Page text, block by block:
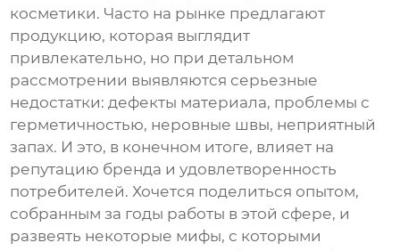
косметики. Часто на рынке предлагают
продукцию, которая выглядит
привлекательно, но при детальном
рассмотрении выявляются серьезные
недостатки: дефекты материала, проблемы с
герметичностью, неровные швы, неприятный
запах. И это, в конечном итоге, влияет на
репутацию бренда и удовлетворенность
потребителей. Хочется поделиться опытом,
собранным за годы работы в этой сфере, и
развеять некоторые мифы, с которыми